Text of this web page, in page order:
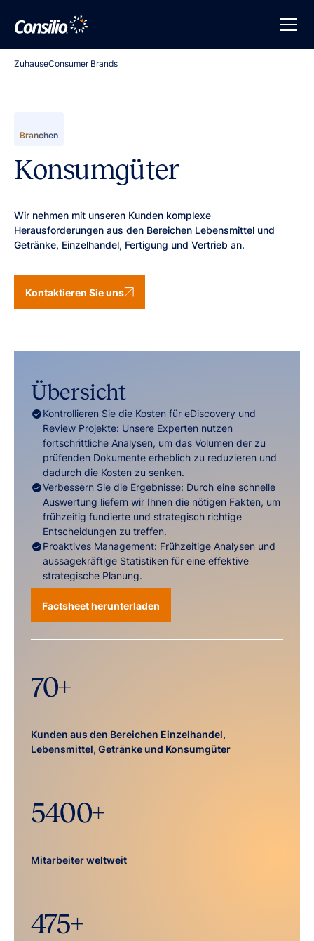
ZuhauseConsumer Brands
Branchen
Konsumgüter
Wir nehmen mit unseren Kunden komplexe
Herausforderungen aus den Bereichen Lebensmittel und
Getränke, Einzelhandel, Fertigung und Vertrieb an.
Kontaktieren Sie uns
Übersicht
Kontrollieren Sie die Kosten für eDiscovery und
Review Projekte: Unsere Experten nutzen
fortschrittliche Analysen, um das Volumen der zu
prüfenden Dokumente erheblich zu reduzieren und
dadurch die Kosten zu senken.
Verbessern Sie die Ergebnisse: Durch eine schnelle
Auswertung liefern wir Ihnen die nötigen Fakten, um
frühzeitig fundierte und strategisch richtige
Entscheidungen zu treffen.
Proaktives Management: Frühzeitige Analysen und
aussagekräftige Statistiken für eine effektive
strategische Planung.
Factsheet herunterladen
70+
Kunden aus den Bereichen Einzelhandel,
Lebensmittel, Getränke und Konsumgüter
5400+
Mitarbeiter weltweit
475+